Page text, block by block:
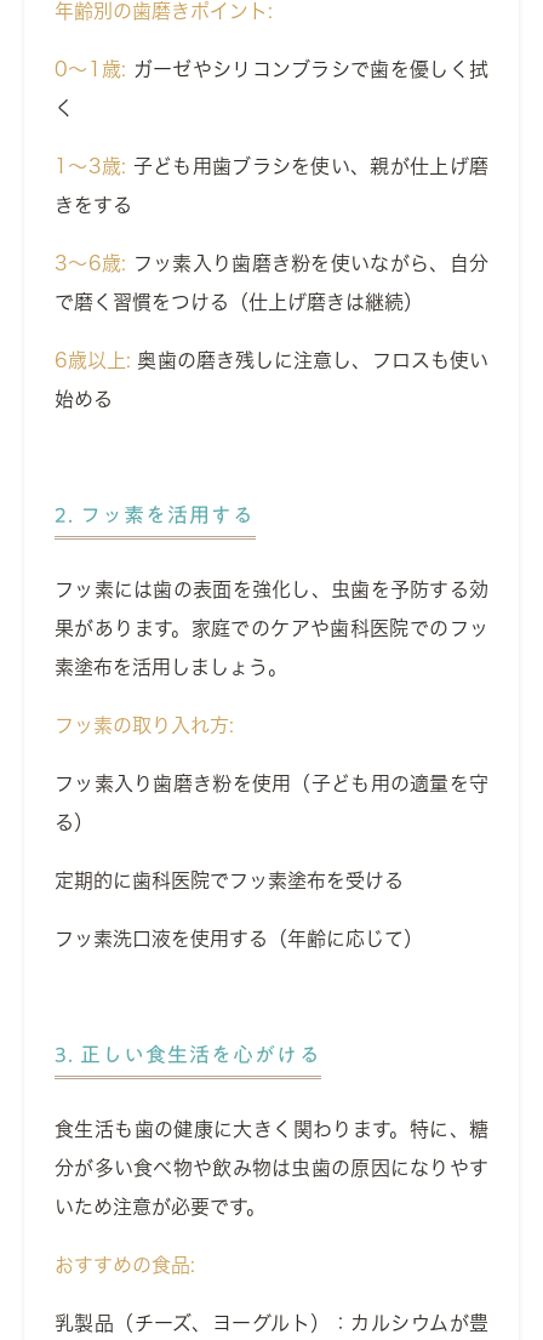
年齢別の歯磨きポイント:
0～1歳: ガーゼやシリコンブラシで歯を優しく拭
く
1～3歳: 子ども用歯ブラシを使い、親が仕上げ磨
きをする
3～6歳: フッ素入り歯磨き粉を使いながら、自分
で磨く習慣をつける（仕上げ磨きは継続）
6歳以上: 奥歯の磨き残しに注意し、フロスも使い
始める
2. フッ素を活用する
フッ素には歯の表面を強化し、虫歯を予防する効
果があります。家庭でのケアや歯科医院でのフッ
素塗布を活用しましょう。
フッ素の取り入れ方:
フッ素入り歯磨き粉を使用（子ども用の適量を守
る）
定期的に歯科医院でフッ素塗布を受ける
フッ素洗口液を使用する（年齢に応じて）
3. 正しい食生活を心がける
食生活も歯の健康に大きく関わります。特に、糖
分が多い食べ物や飲み物は虫歯の原因になりやす
いため注意が必要です。
おすすめの食品:
乳製品（チーズ、ヨーグルト）：カルシウムが豊